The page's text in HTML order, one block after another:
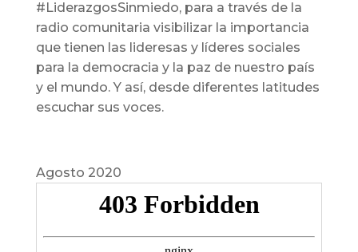
#LiderazgosSinmiedo, para a través de la
radio comunitaria visibilizar la importancia
que tienen las lideresas y líderes sociales
para la democracia y la paz de nuestro país
y el mundo. Y así, desde diferentes latitudes
escuchar sus voces.
Agosto 2020